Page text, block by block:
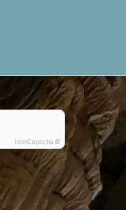
IconCaptcha ©